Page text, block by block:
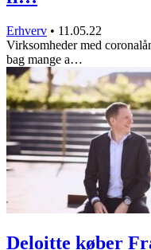
Erhverv • 11.05.22
Virksomheder med
bag mange a…
Deloitte køber